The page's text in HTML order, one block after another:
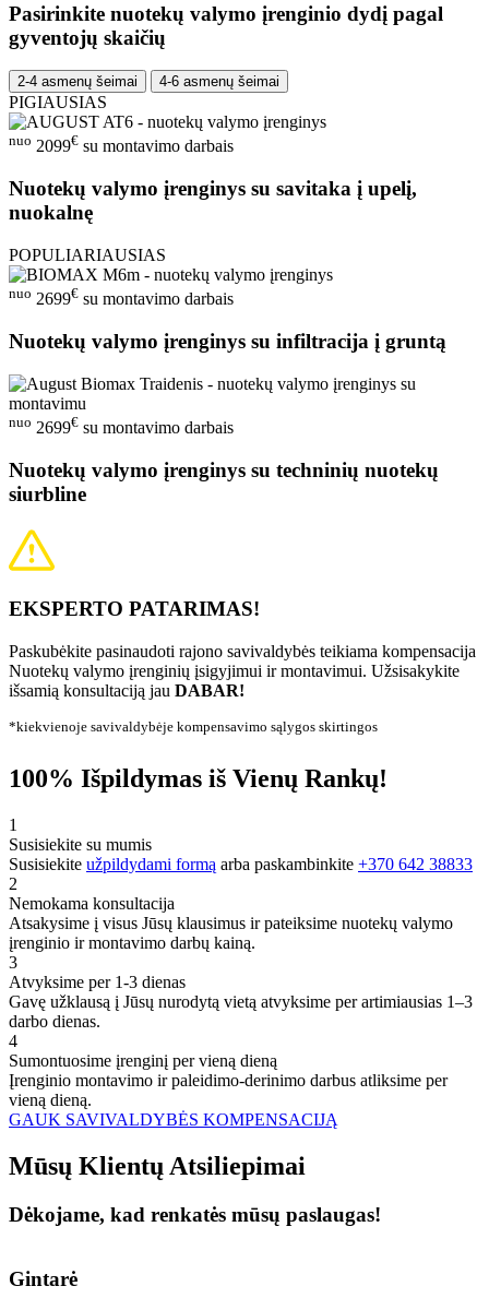
Pasirinkite nuotekų valymo įrenginio dydį pagal
gyventojų skaičių
2-4 asmenų šeimai 4-6 asmenų šeimai
PIGIAUSIAS
nuo 2099€ su montavimo darbais
Nuotekų valymo įrenginys su savitaka į upelį,
nuokalnę
POPULIARIAUSIAS
nuo 2699€ su montavimo darbais
Nuotekų valymo įrenginys su infiltracija į gruntą
nuo 2699€ su montavimo darbais
Nuotekų valymo įrenginys su techninių nuotekų
siurbline
EKSPERTO PATARIMAS!
Paskubėkite pasinaudoti rajono savivaldybės teikiama kompensacija
Nuotekų valymo įrenginių įsigyjimui ir montavimui. Užsisakykite
išsamią konsultaciją jau DABAR!
*kiekvienoje savivaldybėje kompensavimo sąlygos skirtingos
100% Išpildymas iš Vienų Rankų!
1
Susisiekite su mumis
Susisiekite užpildydami formą arba paskambinkite +370 642 38833
2
Nemokama konsultacija
Atsakysime į visus Jūsų klausimus ir pateiksime nuotekų valymo
įrenginio ir montavimo darbų kainą.
3
Atvyksime per 1-3 dienas
Gavę užklausą į Jūsų nurodytą vietą atvyksime per artimiausias 1–3
darbo dienas.
4
Sumontuosime įrenginį per vieną dieną
Įrenginio montavimo ir paleidimo-derinimo darbus atliksime per
vieną dieną.
GAUK SAVIVALDYBĖS KOMPENSACIJĄ
Mūsų Klientų Atsiliepimai
Dėkojame, kad renkatės mūsų paslaugas!
Gintarė